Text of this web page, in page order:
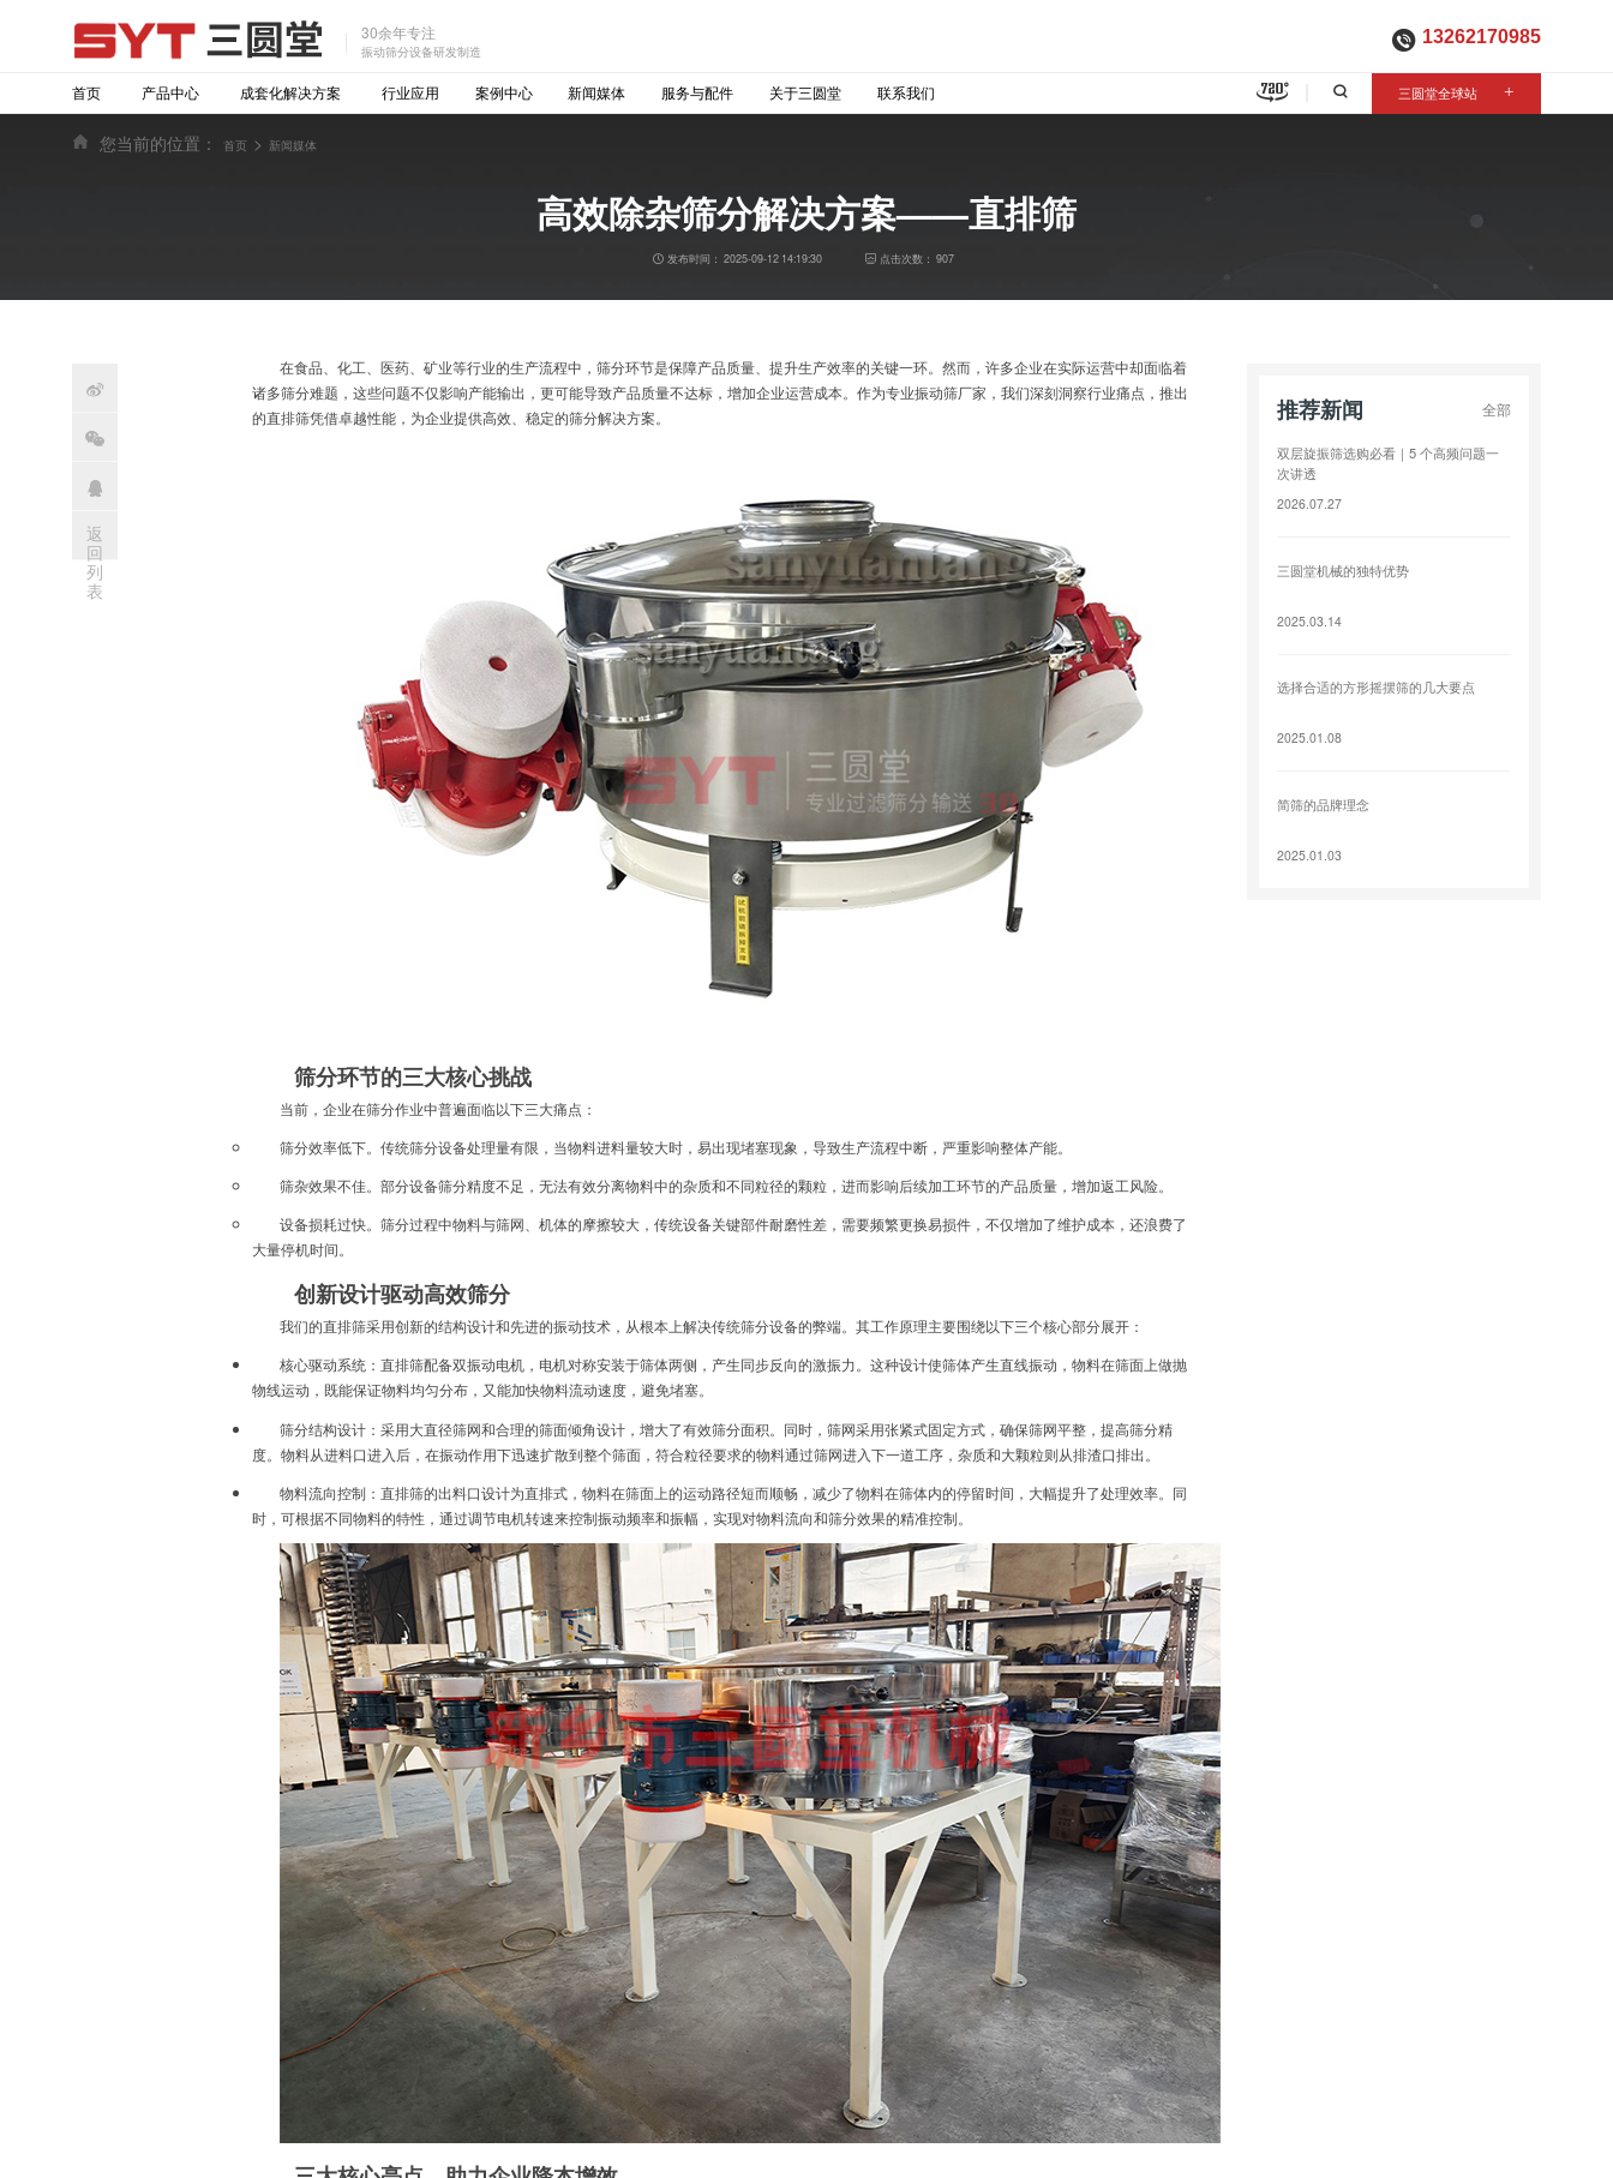
30余年专注
振动筛分设备研发制造
13262170985
首页 产品中心 成套化解决方案 行业应用 案例中心 新闻媒体 服务与配件 关于三圆堂 联系我们  三圆堂全球站 +
您当前的位置： 首页 > 新闻媒体
高效除杂筛分解决方案——直排筛
发布时间： 2025-09-12 14:19:30 点击次数：907


返
回
列
表
在食品、化工、医药、矿业等行业的生产流程中，筛分环节是保障产品质量、提升生产效率的关键一环。然而，许多企业在实际运营中却面临着
诸多筛分难题，这些问题不仅影响产能输出，更可能导致产品质量不达标，增加企业运营成本。作为专业振动筛厂家，我们深刻洞察行业痛点，推出
的直排筛凭借卓越性能，为企业提供高效、稳定的筛分解决方案。
筛分环节的三大核心挑战
当前，企业在筛分作业中普遍面临以下三大痛点：
筛分效率低下。传统筛分设备处理量有限，当物料进料量较大时，易出现堵塞现象，导致生产流程中断，严重影响整体产能。
筛杂效果不佳。部分设备筛分精度不足，无法有效分离物料中的杂质和不同粒径的颗粒，进而影响后续加工环节的产品质量，增加返工风险。
设备损耗过快。筛分过程中物料与筛网、机体的摩擦较大，传统设备关键部件耐磨性差，需要频繁更换易损件，不仅增加了维护成本，还浪费了
大量停机时间。
创新设计驱动高效筛分
我们的直排筛采用创新的结构设计和先进的振动技术，从根本上解决传统筛分设备的弊端。其工作原理主要围绕以下三个核心部分展开：
核心驱动系统：直排筛配备双振动电机，电机对称安装于筛体两侧，产生同步反向的激振力。这种设计使筛体产生直线振动，物料在筛面上做抛
物线运动，既能保证物料均匀分布，又能加快物料流动速度，避免堵塞。
筛分结构设计：采用大直径筛网和合理的筛面倾角设计，增大了有效筛分面积。同时，筛网采用张紧式固定方式，确保筛网平整，提高筛分精
度。物料从进料口进入后，在振动作用下迅速扩散到整个筛面，符合粒径要求的物料通过筛网进入下一道工序，杂质和大颗粒则从排渣口排出。
物料流向控制：直排筛的出料口设计为直排式，物料在筛面上的运动路径短而顺畅，减少了物料在筛体内的停留时间，大幅提升了处理效率。同
时，可根据不同物料的特性，通过调节电机转速来控制振动频率和振幅，实现对物料流向和筛分效果的精准控制。
推荐新闻 全部
双层旋振筛选购必看｜5 个高频问题一
次讲透
2026.07.27
三圆堂机械的独特优势
2025.03.14
选择合适的方形摇摆筛的几大要点
2025.01.08
简筛的品牌理念
2025.01.03